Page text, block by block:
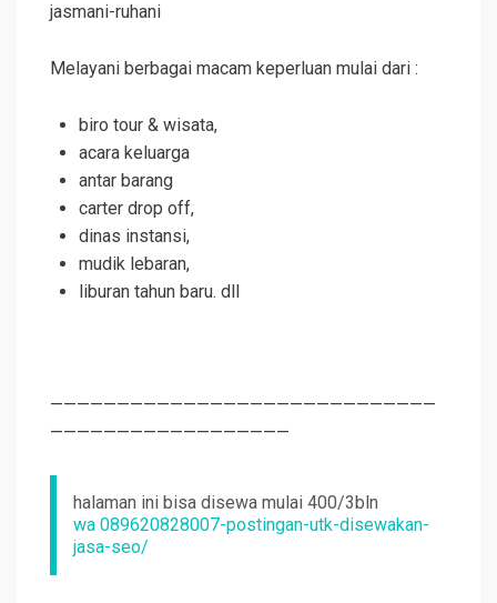
jasmani-ruhani
Melayani berbagai macam keperluan mulai dari :
biro tour & wisata,
acara keluarga
antar barang
carter drop off,
dinas instansi,
mudik lebaran,
liburan tahun baru. dll
—————————————————————————————
——————————————————
halaman ini bisa disewa mulai 400/3bln
wa 089620828007-postingan-utk-disewakan-
jasa-seo/